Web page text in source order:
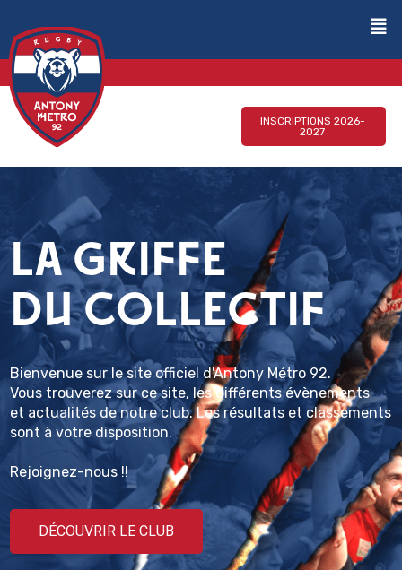
INSCRIPTIONS 2026-
2027
LA GRIFFE
DU COLLECTIF
Bienvenue sur le site officiel d'Antony Métro 92.
Vous trouverez sur ce site, les différents évènements
et actualités de notre club. Les résultats et classements
sont à votre disposition.
Rejoignez-nous !!
DÉCOUVRIR LE CLUB